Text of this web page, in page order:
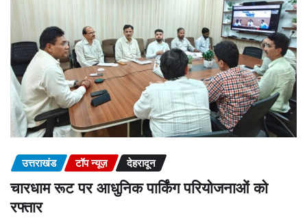
उत्तराखंड टॉप न्यूज़ देहरादून
चारधाम रूट पर आधुनिक पार्किंग परियोजनाओं को
रफ्तार